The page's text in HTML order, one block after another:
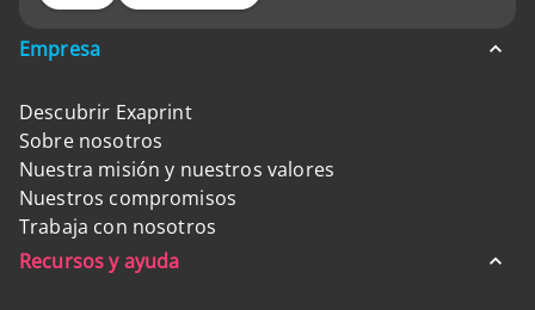
Empresa
Descubrir Exaprint
Sobre nosotros
Nuestra misión y nuestros valores
Nuestros compromisos
Trabaja con nosotros
Recursos y ayuda